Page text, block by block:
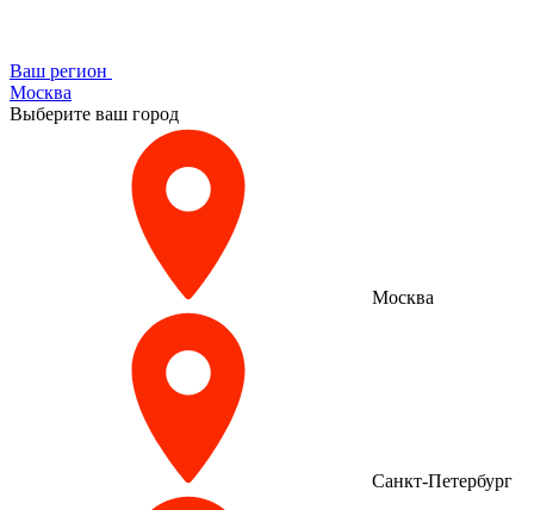
Ваш регион
Москва
Выберите ваш город
Москва
Санкт-Петербург